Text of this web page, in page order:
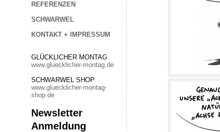
REFERENZEN
SCHWARWEL
KONTAKT + IMPRESSUM
GLÜCKLICHER MONTAG
www.gluecklicher-montag.de
SCHWARWEL SHOP
www.gluecklicher-montag-
shop.de
Newsletter
Anmeldung